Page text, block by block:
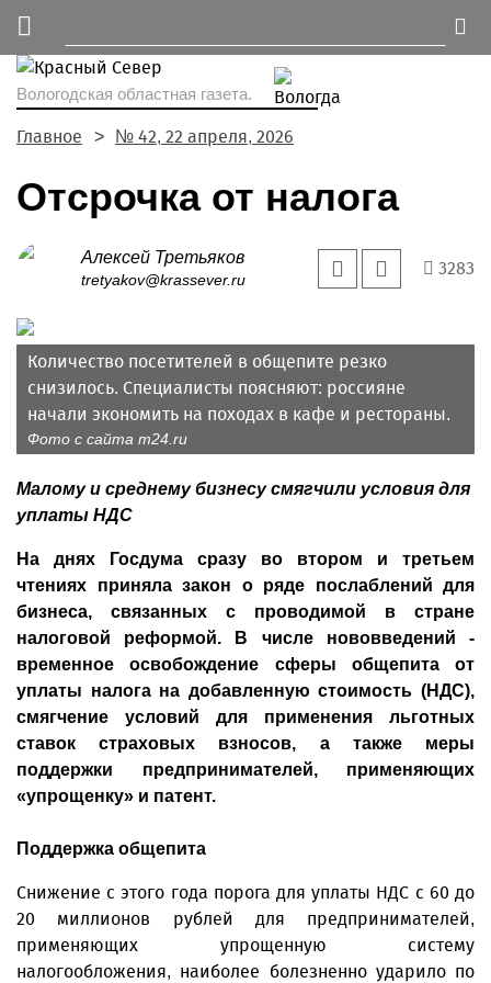
Вологодская областная газета.
Главное № 42, 22 апреля, 2026
Отсрочка от налога
Алексей Третьяков
tretyakov@krassever.ru
3283
Количество посетителей в общепите резко
снизилось. Специалисты поясняют: россияне
начали экономить на походах в кафе и рестораны.
Фото с сайта m24.ru
Малому и среднему бизнесу смягчили условия для
уплаты НДС
На днях Госдума сразу во втором и третьем
чтениях приняла закон о ряде послаблений для
бизнеса, связанных с проводимой в стране
налоговой реформой. В числе нововведений -
временное освобождение сферы общепита от
уплаты налога на добавленную стоимость (НДС),
смягчение условий для применения льготных
ставок страховых взносов, а также меры
поддержки предпринимателей, применяющих
«упрощенку» и патент.
Поддержка общепита
Снижение с этого года порога для уплаты НДС с 60 до
20 миллионов рублей для предпринимателей,
применяющих упрощенную систему
налогообложения, наиболее болезненно ударило по